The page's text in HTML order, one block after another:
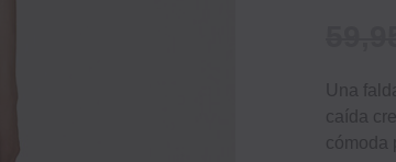
Una
caída
cómoda